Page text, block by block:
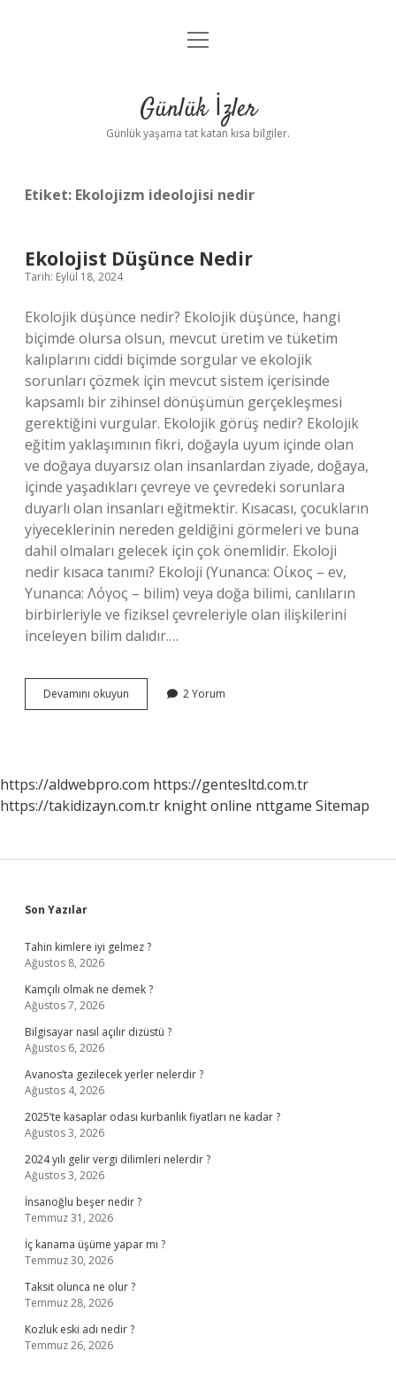
Anasayfa
Yasal Uyarı
menüyü
Günlük İzler
Günlük yaşama tat katan kısa bilgiler.
Etiket: Ekolojizm ideolojisi nedir
Ekolojist Düşünce Nedir
Tarih: Eylül 18, 2024
Ekolojik düşünce nedir? Ekolojik düşünce, hangi
biçimde olursa olsun, mevcut üretim ve tüketim
kalıplarını ciddi biçimde sorgular ve ekolojik
sorunları çözmek için mevcut sistem içerisinde
kapsamlı bir zihinsel dönüşümün gerçekleşmesi
gerektiğini vurgular. Ekolojik görüş nedir? Ekolojik
eğitim yaklaşımının fikri, doğayla uyum içinde olan
ve doğaya duyarsız olan insanlardan ziyade, doğaya,
içinde yaşadıkları çevreye ve çevredeki sorunlara
duyarlı olan insanları eğitmektir. Kısacası, çocukların
yiyeceklerinin nereden geldiğini görmeleri ve buna
dahil olmaları gelecek için çok önemlidir. Ekoloji
nedir kısaca tanımı? Ekoloji (Yunanca: Οίκος – ev,
Yunanca: Λόγος – bilim) veya doğa bilimi, canlıların
birbirleriyle ve fiziksel çevreleriyle olan ilişkilerini
inceleyen bilim dalıdır.…
Devamını okuyun Ekolojist
Düşünce
2 Yorum
https://aldwebpro.com https://gentesltd.com.tr
https://takidizayn.com.tr knight online nttgame Sitemap
Sidebar
Son Yazılar
Tahin kimlere iyi gelmez ?
Ağustos 8, 2026
Kamçılı olmak ne demek ?
Ağustos 7, 2026
Bilgisayar nasıl açılır dizüstü ?
Ağustos 6, 2026
Avanos’ta gezilecek yerler nelerdir ?
Ağustos 4, 2026
2025’te kasaplar odası kurbanlık fiyatları ne kadar ?
Ağustos 3, 2026
2024 yılı gelir vergi dilimleri nelerdir ?
Ağustos 3, 2026
İnsanoğlu beşer nedir ?
Temmuz 31, 2026
İç kanama üşüme yapar mı ?
Temmuz 30, 2026
Taksit olunca ne olur ?
Temmuz 28, 2026
Kozluk eski adı nedir ?
Temmuz 26, 2026